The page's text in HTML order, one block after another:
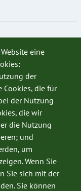
eine
der
die für
der Nutzung
die wir
die Nutzung
und
um
Wenn Sie
Sie sich mit der
Sie können